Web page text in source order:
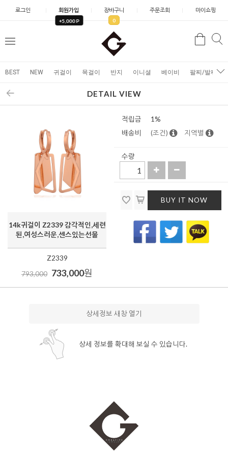
로그인 회원가입
+5,000 P
장바구니
0
주문조회 마이쇼핑
메
검
BEST NEW 귀걸이 목걸이 반지 이니셜 베이비 팔찌/발찌
DETAIL VIEW
14k귀걸이 Z2339 감각적인,세련
된,여성스러운,센스있는선물
Z2339
793,000 733,000원
적립금
1%
배송비
(조건) 지역별
수량
BUY IT NOW
상세정보 새창 열기
상세 정보를 확대해 보실 수 있습니다.